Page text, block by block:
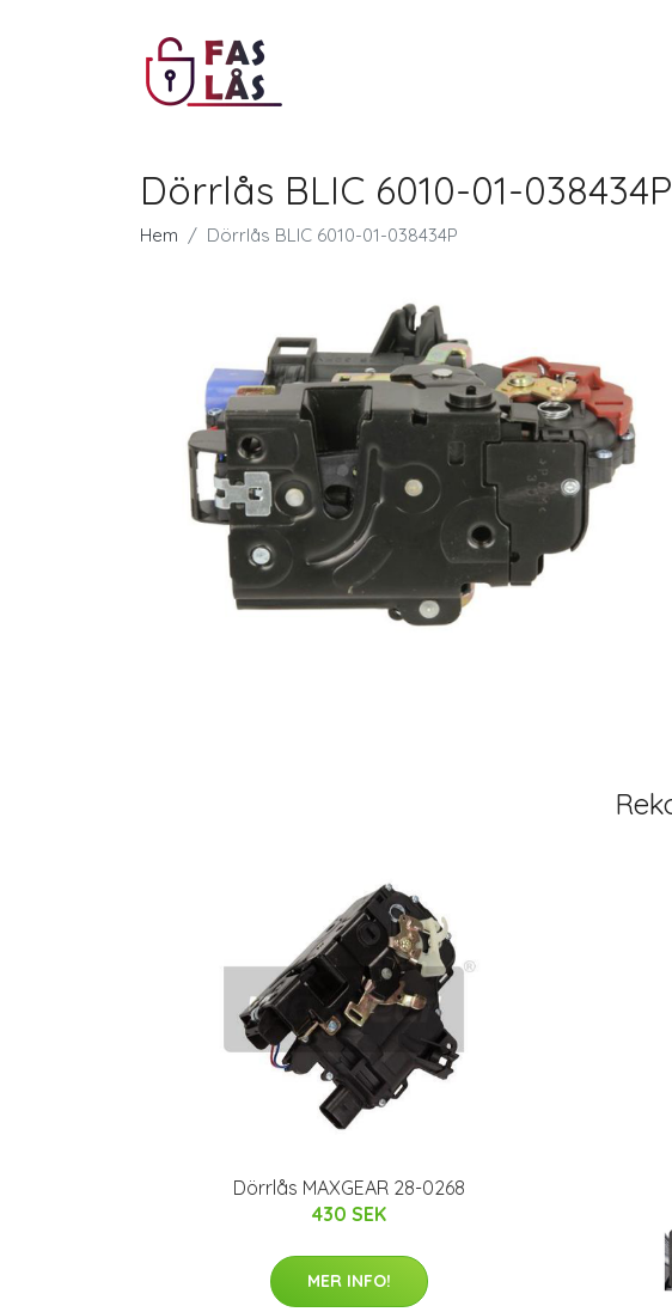
Dörrlås BLIC 6010-01-038434P
Hem Dörrlås BLIC 6010-01-038434P
Dörrlås MAXGEAR 28-0268
430 SEK
MER INFO!